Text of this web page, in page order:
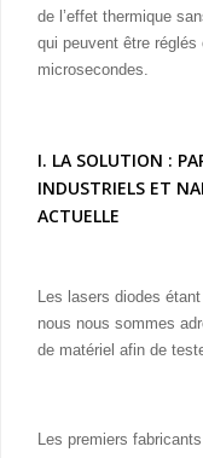
de l’effet thermique
qui peuvent être
microsecondes.
I. LA SOLUTION :
INDUSTRIELS ET
ACTUELLE
Les lasers diodes
nous nous sommes
de matériel afin de
Les premiers